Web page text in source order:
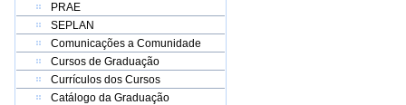
PRAE
SEPLAN
Comunicações a Comunidade
Cursos de Graduação
Currículos dos Cursos
Catálogo da Graduação